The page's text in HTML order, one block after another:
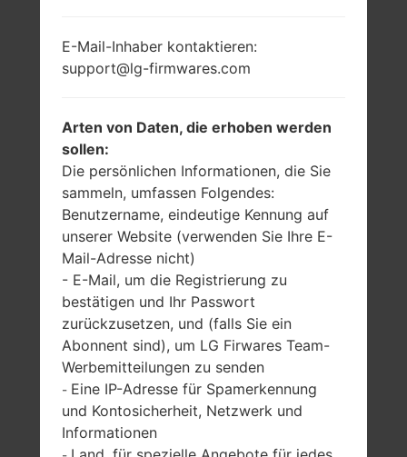
(~63.5%
Bildschirm zu
Körper Verhältnis)
540 x 960 Pixel 16:9
ratio (~245 Dichte
der Pixel pro Zoll)
119.1 gramm (4.20
unzen)
entfernbar Li-Ion
2150 mAh
E-Mail-Inhaber kontaktieren:
support@lg-firmwares.com
Arten von Daten, die erhoben werden
sollen:
Die persönlichen Informationen, die Sie
sammeln, umfassen Folgendes:
Benutzername, eindeutige Kennung auf
unserer Website (verwenden Sie Ihre E-
Mail-Adresse nicht)
- E-Mail, um die Registrierung zu
bestätigen und Ihr Passwort
zurückzusetzen, und (falls Sie ein
Abonnent sind), um LG Firwares Team-
Werbemitteilungen zu senden
- Eine IP-Adresse für Spamerkennung
und Kontosicherheit, Netzwerk und
Informationen